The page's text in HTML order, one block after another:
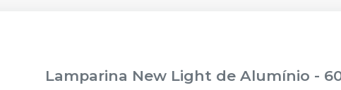
Lamparina New Light de Alumínio -